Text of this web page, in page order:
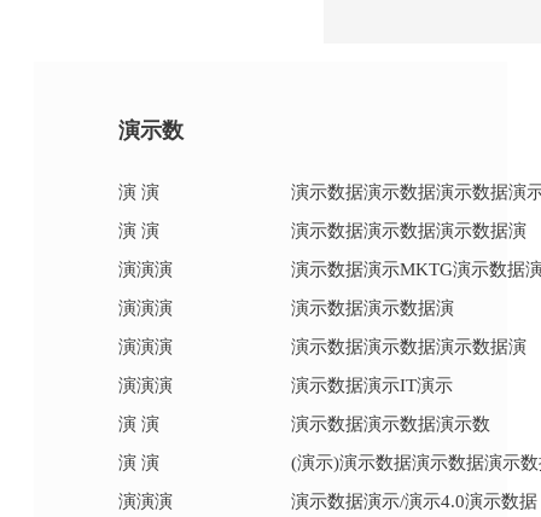
演示数
演 演
演示数据演示数据演示数据演
演 演
演示数据演示数据演示数据演
演演演
演示数据演示MKTG演示数据
演演演
演示数据演示数据演
演演演
演示数据演示数据演示数据演
演演演
演示数据演示IT演示
演 演
演示数据演示数据演示数
演 演
(演示)演示数据演示数据演示
演演演 演示数据演示/演示4.0演示数据